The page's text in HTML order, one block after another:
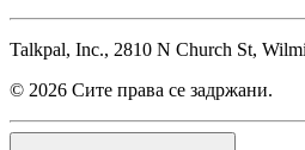
Talkpal, Inc., 2810 N Church St,
© 2026 Сите права се задржани.